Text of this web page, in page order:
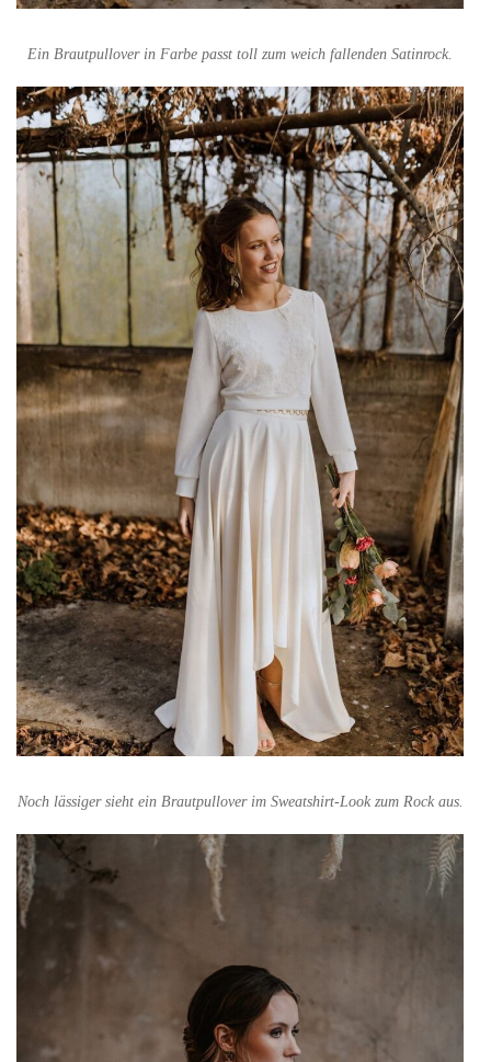
Ein Brautpullover in Farbe passt toll zum weich fallenden Satinrock.
Noch lässiger sieht ein Brautpullover im Sweatshirt-Look zum Rock aus.